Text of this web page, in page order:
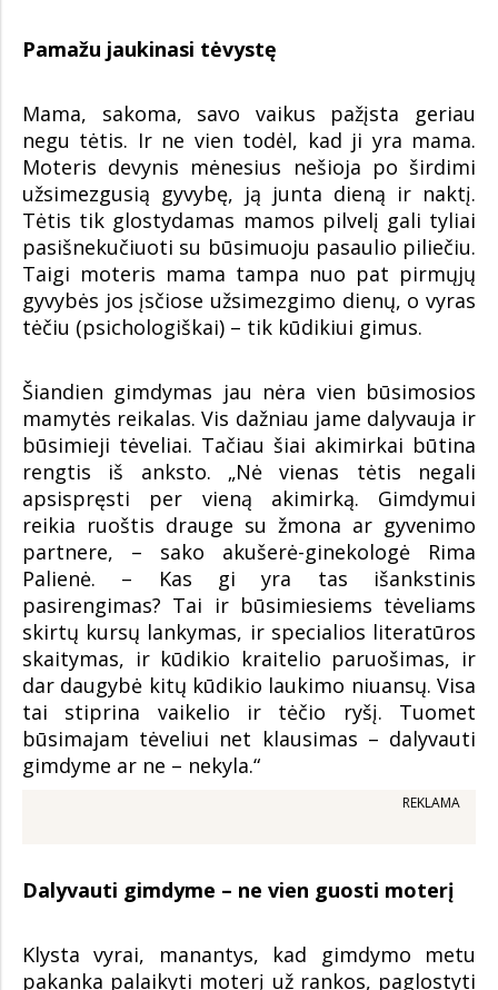
Pamažu jaukinasi tėvystę
Mama, sakoma, savo vaikus pažįsta geriau
negu tėtis. Ir ne vien todėl, kad ji yra mama.
Moteris devynis mėnesius nešioja po širdimi
užsimezgusią gyvybę, ją junta dieną ir naktį.
Tėtis tik glostydamas mamos pilvelį gali tyliai
pasišnekučiuoti su būsimuoju pasaulio piliečiu.
Taigi moteris mama tampa nuo pat pirmųjų
gyvybės jos įsčiose užsimezgimo dienų, o vyras
tėčiu (psichologiškai) – tik kūdikiui gimus.
Šiandien gimdymas jau nėra vien būsimosios
mamytės reikalas. Vis dažniau jame dalyvauja ir
būsimieji tėveliai. Tačiau šiai akimirkai būtina
rengtis iš anksto. „Nė vienas tėtis negali
apsispręsti per vieną akimirką. Gimdymui
reikia ruoštis drauge su žmona ar gyvenimo
partnere, – sako akušerė-ginekologė Rima
Palienė. – Kas gi yra tas išankstinis
pasirengimas? Tai ir būsimiesiems tėveliams
skirtų kursų lankymas, ir specialios literatūros
skaitymas, ir kūdikio kraitelio paruošimas, ir
dar daugybė kitų kūdikio laukimo niuansų. Visa
tai stiprina vaikelio ir tėčio ryšį. Tuomet
būsimajam tėveliui net klausimas – dalyvauti
gimdyme ar ne – nekyla.“
REKLAMA
Dalyvauti gimdyme – ne vien guosti moterį
Klysta vyrai, manantys, kad gimdymo metu
pakanka palaikyti moterį už rankos, paglostyti